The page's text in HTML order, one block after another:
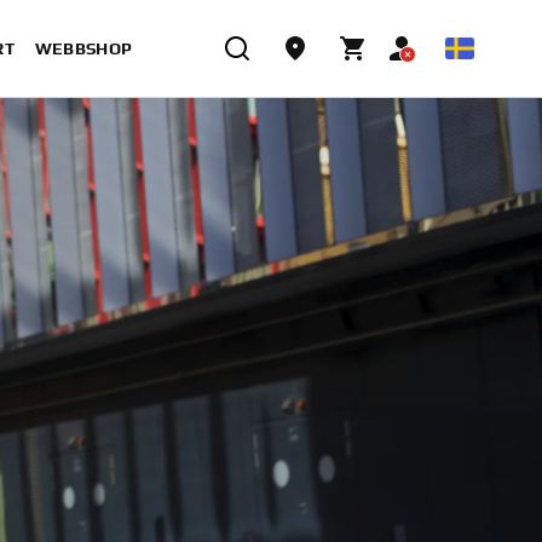
WEBBSHOP